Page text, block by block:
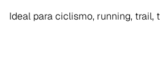
Ideal para ciclismo, running,